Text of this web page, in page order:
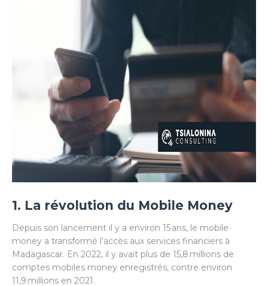
1. La révolution du Mobile Money
Depuis son lancement il y a environ 15 ans, le mobile
money a transformé l’accès aux services financiers à
Madagascar. En 2022, il y avait plus de 15,8 millions de
comptes mobiles money enregistrés, contre environ
11,9 millions en 2021.